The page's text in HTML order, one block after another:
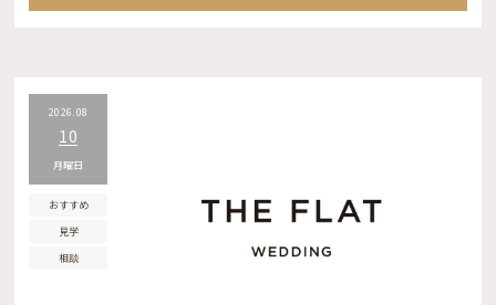
2026.08
10
月曜日
おすすめ
見学
相談